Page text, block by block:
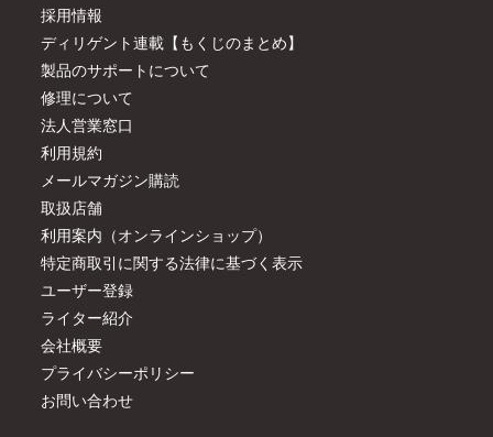
採用情報
ディリゲント連載【もくじのまとめ】
製品のサポートについて
修理について
法人営業窓口
利用規約
メールマガジン購読
取扱店舗
利用案内（オンラインショップ）
特定商取引に関する法律に基づく表示
ユーザー登録
ライター紹介
会社概要
プライバシーポリシー
お問い合わせ